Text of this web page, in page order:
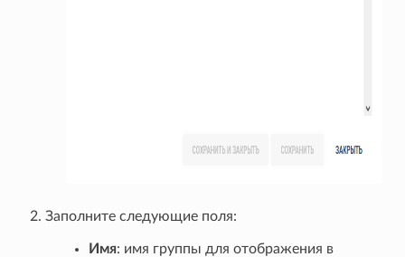
Заполните следующие поля:
Имя: имя группы для отображения в